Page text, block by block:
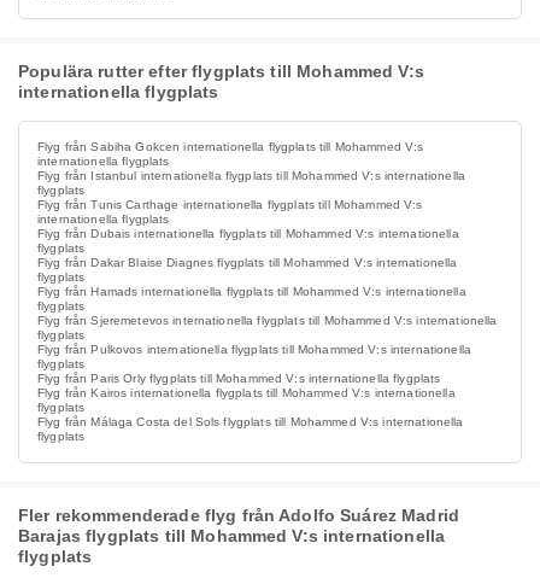
Populära rutter efter flygplats till Mohammed V:s
internationella flygplats
Flyg från Sabiha Gokcen internationella flygplats till Mohammed V:s
internationella flygplats
Flyg från Istanbul internationella flygplats till Mohammed V:s internationella
flygplats
Flyg från Tunis Carthage internationella flygplats till Mohammed V:s
internationella flygplats
Flyg från Dubais internationella flygplats till Mohammed V:s internationella
flygplats
Flyg från Dakar Blaise Diagnes flygplats till Mohammed V:s internationella
flygplats
Flyg från Hamads internationella flygplats till Mohammed V:s internationella
flygplats
Flyg från Sjeremetevos internationella flygplats till Mohammed V:s internationella
flygplats
Flyg från Pulkovos internationella flygplats till Mohammed V:s internationella
flygplats
Flyg från Paris Orly flygplats till Mohammed V:s internationella flygplats
Flyg från Kairos internationella flygplats till Mohammed V:s internationella
flygplats
Flyg från Málaga Costa del Sols flygplats till Mohammed V:s internationella
flygplats
Fler rekommenderade flyg från Adolfo Suárez Madrid
Barajas flygplats till Mohammed V:s internationella
flygplats